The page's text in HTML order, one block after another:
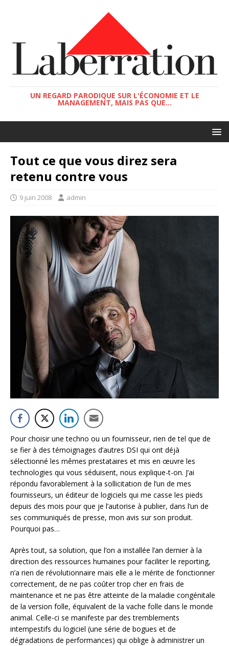
UN REGARD PARODIQUE SUR L'ÉCONOMIE ET LE
MANAGEMENT, MAIS PAS QUE...
Tout ce que vous direz sera
retenu contre vous
9 juin 2008 admin
Pour choisir une techno ou un fournisseur, rien de tel que de
se fier à des témoignages d’autres DSI qui ont déjà
sélectionné les mêmes prestataires et mis en œuvre les
technologies qui vous séduisent, nous explique-t-on. J’ai
répondu favorablement à la sollicitation de l’un de mes
fournisseurs, un éditeur de logiciels qui me casse les pieds
depuis des mois pour que je l’autorise à publier, dans l’un de
ses communiqués de presse, mon avis sur son produit.
Pourquoi pas…
Après tout, sa solution, que l’on a installée l’an dernier à la
direction des ressources humaines pour faciliter le reporting,
n’a rien de révolutionnaire mais elle a le mérite de fonctionner
correctement, de ne pas coûter trop cher en frais de
maintenance et ne pas être atteinte de la maladie congénitale
de la version folle, équivalent de la vache folle dans le monde
animal. Celle-ci se manifeste par des tremblements
intempestifs du logiciel (une série de bogues et de
dégradations de performances) qui oblige à administrer un